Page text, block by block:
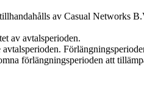
av Casual Networks
av avtalsperioden.
förlängningsperioden att